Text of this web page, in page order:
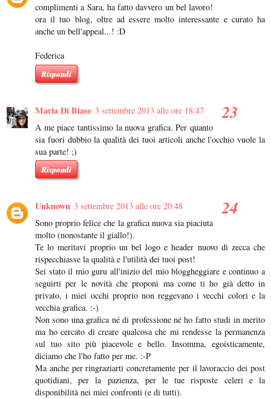
complimenti a Sara, ha fatto davvero un bel lavoro!
ora il tuo blog, oltre ad essere molto interessante e curato ha
anche un bell'appeal...! :D
Federica
Rispondi
Maria Di Biase 3 settembre 2013 alle ore 18:47
A me piace tantissimo la nuova grafica. Per quanto
sia fuori dubbio la qualità dei tuoi articoli anche l'occhio vuole la
sua parte! ;)
Rispondi
Unknown 3 settembre 2013 alle ore 20:48
Sono proprio felice che la grafica nuova sia piaciuta
molto (nonostante il giallo!).
Te lo meritavi proprio un bel logo e header nuovo di zecca che
rispecchiasse la qualità e l'utilità dei tuoi post!
Sei stato il mio guru all'inizio del mio bloggheggiare e continuo a
seguirti per le novità che proponi ma come ti ho già detto in
privato, i miei occhi proprio non reggevano i vecchi colori e la
vecchia grafica. :-)
Non sono una grafica né di professione né ho fatto studi in merito
ma ho cercato di creare qualcosa che mi rendesse la permanenza
sul tuo sito più piacevole e bello. Insomma, egoisticamente,
diciamo che l'ho fatto per me. :-P
Ma anche per ringraziarti concretamente per il lavoraccio dei post
quotidiani, per la pazienza, per le tue risposte celeri e la
disponibilità nei miei confronti (e di tutti).